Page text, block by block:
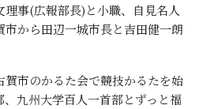
理事(広報部長)と小職、自見名人
から田辺一城市長と吉田健一朗
賀市のかるた会で競技かるたを始
九州大学百人一首部とずっと福